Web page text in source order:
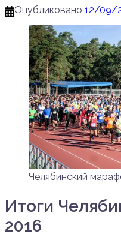
Опубликовано 12/09/
Челябинский
Итоги
2016